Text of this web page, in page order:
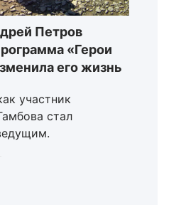
Петров
«Герои
его жизнь
участник
стал